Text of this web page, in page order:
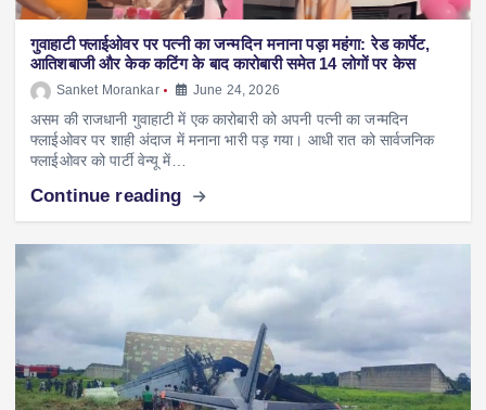
गुवाहाटी फ्लाईओवर पर पत्नी का जन्मदिन मनाना पड़ा महंगा: रेड कार्पेट,
आतिशबाजी और केक कटिंग के बाद कारोबारी समेत 14 लोगों पर केस
Sanket Morankar June 24, 2026
असम की राजधानी गुवाहाटी में एक कारोबारी को अपनी पत्नी का जन्मदिन
फ्लाईओवर पर शाही अंदाज में मनाना भारी पड़ गया। आधी रात को सार्वजनिक
फ्लाईओवर को पार्टी वेन्यू में…
Continue reading